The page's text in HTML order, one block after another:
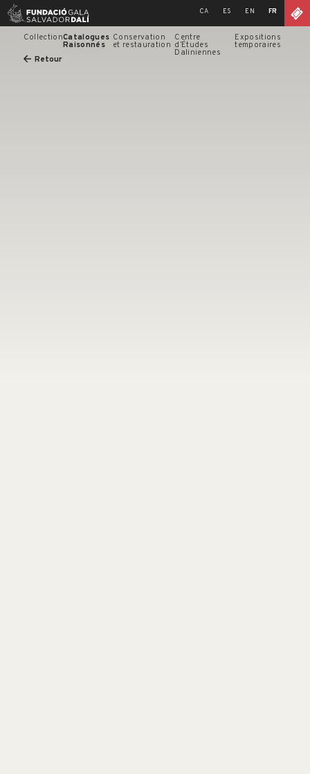
Skip
CA ES EN FR
CollectionCatalogues
Raisonnés
Conservation
et restauration
Centre
d’Études
Daliniennes
Expositions
temporaires
Retour